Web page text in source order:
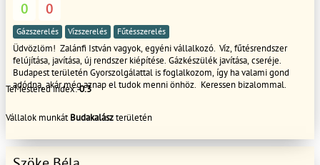
0 0
Gázszerelés Vízszerelés Fűtésszerelés
Üdvözlöm! Zalánfi István vagyok, egyéni vállalkozó. Víz, fűtésrendszer
felújítása, javítása, új rendszer kiépítése. Gázkészülék javítása, cseréje.
Budapest területén Gyorszolgálattal is foglalkozom, így ha valami gond
adódna, akár még aznap el tudok menni önhöz. Keressen bizalommal.
TeMestered index:0.3
Vállalok munkátBudakalászterületén